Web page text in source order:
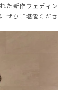
た新作ウェディン
ぜひご堪能くださ